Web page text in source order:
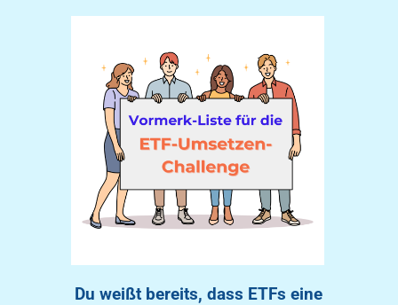
Du weißt bereits, dass ETFs eine